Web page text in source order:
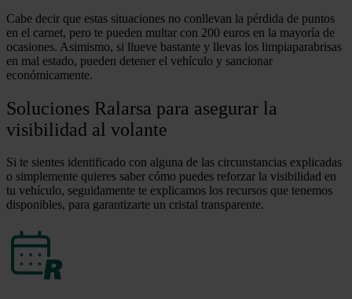
Cabe decir que estas situaciones no conllevan la pérdida de puntos
en el carnet, pero te pueden multar con 200 euros en la mayoría de
ocasiones. Asimismo, si llueve bastante y llevas los limpiaparabrisas
en mal estado, pueden detener el vehículo y sancionar
económicamente.
Soluciones Ralarsa para asegurar la
visibilidad al volante
Si te sientes identificado con alguna de las circunstancias explicadas
o simplemente quieres saber cómo puedes reforzar la visibilidad en
tu vehículo, seguidamente te explicamos los recursos que tenemos
disponibles, para garantizarte un cristal transparente.